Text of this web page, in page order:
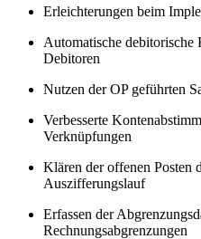
Erleichterungen beim
Automatische
Debitoren
Nutzen der OP geführten
Verbesserte
Verknüpfungen
Klären der offenen Posten
Auszifferungslauf
Erfassen der
Rechnungsabgrenzungen